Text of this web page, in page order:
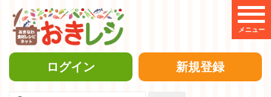
メニュー
ログイン 新規登録